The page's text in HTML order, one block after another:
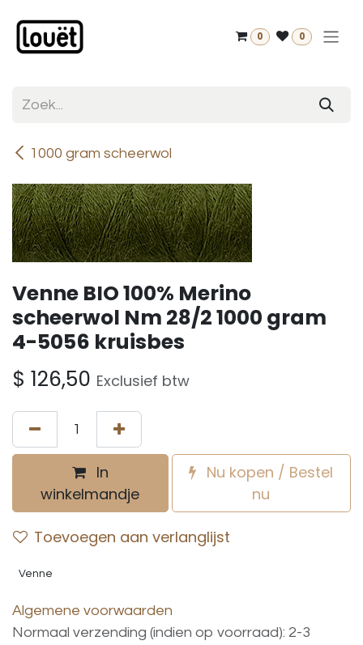
0 0
1000 gram scheerwol
Venne BIO 100% Merino
scheerwol Nm 28/2 1000 gram
4-5056 kruisbes
$ 126,50 Exclusief btw
In
winkelmandje
Nu kopen / Bestel
nu
Toevoegen aan verlanglijst
Venne
Algemene voorwaarden
Normaal verzending (indien op voorraad): 2-3